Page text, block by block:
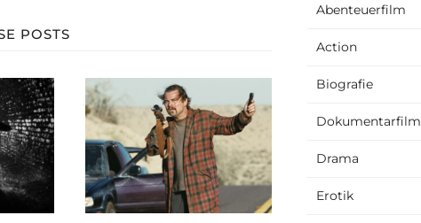
POSTS
Abenteuerfilm
Action
Biografie
Dokumentarfilm
Drama
Erotik